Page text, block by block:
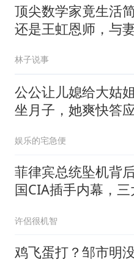
顶尖数学家竟生活
还是王虹恩师，与
林子说事
公公让儿媳给大姑
坐月子，她爽快答
娱乐的宅急便
菲律宾总统坠机背
国CIA插手内幕，
许侶很机智
鸡飞蛋打？邹市明